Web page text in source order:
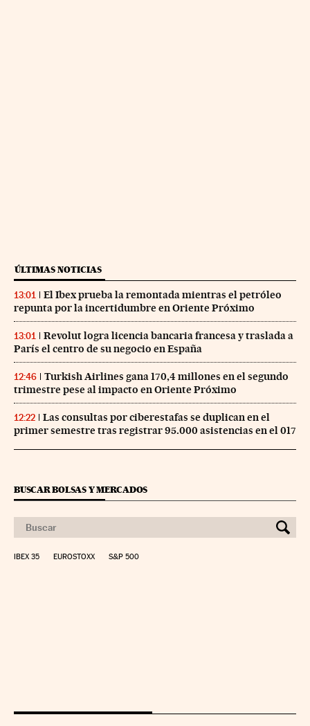
ÚLTIMAS NOTICIAS
13:01
El Ibex prueba la remontada mientras el petróleo
repunta por la incertidumbre en Oriente Próximo
13:01
Revolut logra licencia bancaria francesa y traslada a
París el centro de su negocio en España
12:46
Turkish Airlines gana 170,4 millones en el segundo
trimestre pese al impacto en Oriente Próximo
12:22
Las consultas por ciberestafas se duplican en el
primer semestre tras registrar 95.000 asistencias en el 017
BUSCAR BOLSAS Y MERCADOS
IBEX 35 EUROSTOXX S&P 500